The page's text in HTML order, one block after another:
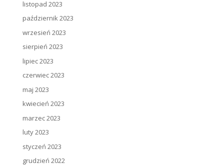
listopad 2023
październik 2023
wrzesień 2023
sierpień 2023
lipiec 2023
czerwiec 2023
maj 2023
kwiecień 2023
marzec 2023
luty 2023
styczeń 2023
grudzień 2022